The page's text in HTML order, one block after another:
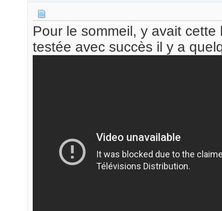
Pour le sommeil, y avait
testée avec succès il y a